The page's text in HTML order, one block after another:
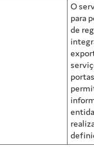
O
para
de